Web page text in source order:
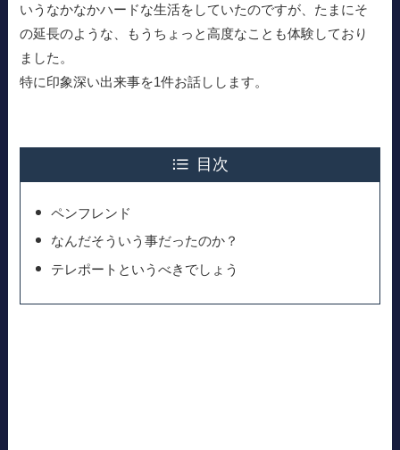
いうなかなかハードな生活をしていたのですが、たまにそ
の延長のような、もうちょっと高度なことも体験しており
ました。
特に印象深い出来事を1件お話しします。
目次
ペンフレンド
なんだそういう事だったのか？
テレポートというべきでしょう